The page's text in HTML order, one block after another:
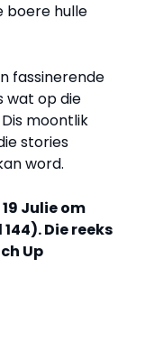
boere hulle
fassinerende
wat op die
moontlik
stories
word.
Julie om
Die reeks
Up